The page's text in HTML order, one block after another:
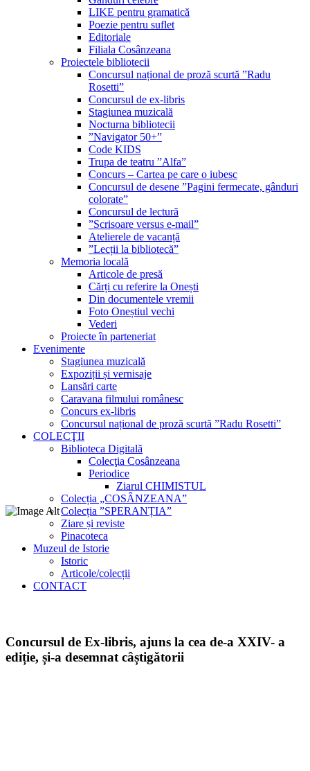
LIKE pentru gramatică
Poezie pentru suflet
Editoriale
Filiala Cosânzeana
Proiectele bibliotecii
Concursul național de proză scurtă ”Radu
Rosetti”
Concursul de ex-libris
Stagiunea muzicală
Nocturna bibliotecii
”Navigator 50+”
Code KIDS
Trupa de teatru ”Alfa”
Concurs – Cartea pe care o iubesc
Concursul de desene ”Pagini fermecate, gânduri
colorate”
Concursul de lectură
”Scrisoare versus e-mail”
Atelierele de vacanță
”Lecții la bibliotecă”
Memoria locală
Articole de presă
Cărți cu referire la Onești
Din documentele vremii
Foto Oneștiul vechi
Vederi
Proiecte în parteneriat
Evenimente
Stagiunea muzicală
Expoziții și vernisaje
Lansări carte
Caravana filmului românesc
Concurs ex-libris
Concursul național de proză scurtă ”Radu Rosetti”
COLECŢII
Biblioteca Digitală
Colecţia Cosânzeana
Periodice
Ziarul CHIMISTUL
Colecția „COSÂNZEANA”
Colecția ”SPERANȚIA”
Ziare și reviste
Pinacoteca
Muzeul de Istorie
Istoric
Articole/colecții
CONTACT
Concursul de Ex-libris, ajuns la cea de-a XXIV- a
ediție, și-a desemnat câștigătorii